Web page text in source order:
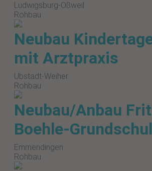
Ludwigsburg-Oßweil
Rohbau
Neubau
mit Arztpraxis
Ubstadt-Weiher
Rohbau
Neubau/Anbau
Boehle-
Emmendingen
Rohbau